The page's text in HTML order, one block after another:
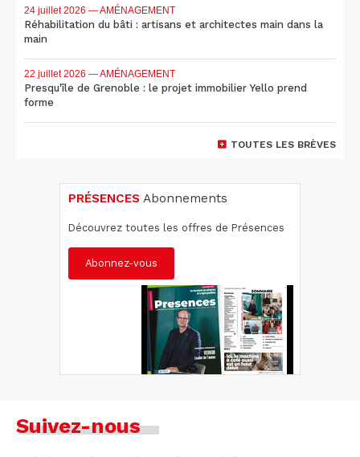
24 juillet 2026 — AMÉNAGEMENT
Réhabilitation du bâti : artisans et architectes main dans la
main
22 juillet 2026 — AMÉNAGEMENT
Presqu'île de Grenoble : le projet immobilier Yello prend
forme
TOUTES LES BRÈVES
PRÉSENCES Abonnements
Découvrez toutes les offres de Présences
Abonnez-vous
Suivez-nous